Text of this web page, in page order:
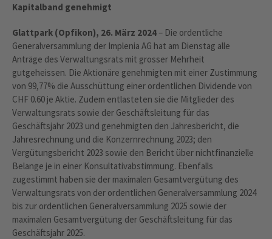
Kapitalband genehmigt
Glattpark (Opfikon), 26. März 2024– Die ordentliche
Generalversammlung der Implenia AG hat am Dienstag alle
Anträge des Verwaltungsrats mit grosser Mehrheit
gutgeheissen. Die Aktionäre genehmigten mit einer Zustimmung
von 99,77% die Ausschüttung einer ordentlichen Dividende von
CHF 0.60 je Aktie. Zudem entlasteten sie die Mitglieder des
Verwaltungsrats sowie der Geschäftsleitung für das
Geschäftsjahr 2023 und genehmigten den Jahresbericht, die
Jahresrechnung und die Konzernrechnung 2023; den
Vergütungsbericht 2023 sowie den Bericht über nichtfinanzielle
Belange je in einer Konsultativabstimmung. Ebenfalls
zugestimmt haben sie der maximalen Gesamtvergütung des
Verwaltungsrats von der ordentlichen Generalversammlung 2024
bis zur ordentlichen Generalversammlung 2025 sowie der
maximalen Gesamtvergütung der Geschäftsleitung für das
Geschäftsjahr 2025.